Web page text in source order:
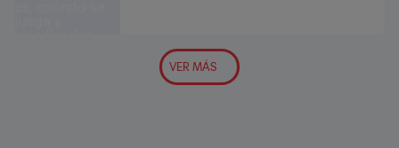
VER MÁS